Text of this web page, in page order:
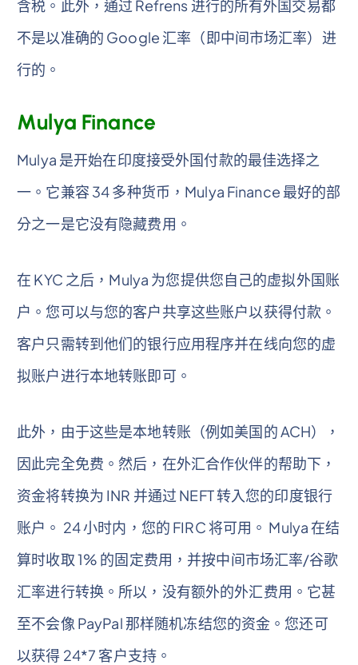
含税。此外，通过 Refrens 进行的所有外国交易都
不是以准确的 Google 汇率（即中间市场汇率）进
行的。
Mulya Finance
Mulya 是开始在印度接受外国付款的最佳选择之
一。它兼容 34 多种货币，Mulya Finance 最好的部
分之一是它没有隐藏费用。
在 KYC 之后，Mulya 为您提供您自己的虚拟外国账
户。您可以与您的客户共享这些账户以获得付款。
客户只需转到他们的银行应用程序并在线向您的虚
拟账户进行本地转账即可。
此外，由于这些是本地转账（例如美国的 ACH），
因此完全免费。然后，在外汇合作伙伴的帮助下，
资金将转换为 INR 并通过 NEFT 转入您的印度银行
账户。 24 小时内，您的 FIRC 将可用。 Mulya 在结
算时收取 1% 的固定费用，并按中间市场汇率/谷歌
汇率进行转换。所以，没有额外的外汇费用。它甚
至不会像 PayPal 那样随机冻结您的资金。您还可
以获得 24*7 客户支持。